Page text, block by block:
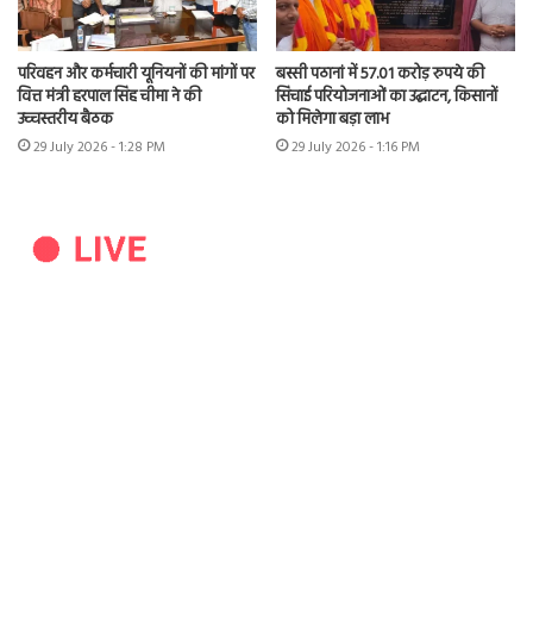
परिवहन और कर्मचारी यूनियनों की मांगों पर
वित्त मंत्री हरपाल सिंह चीमा ने की
उच्चस्तरीय बैठक
29 July 2026 - 1:28 PM
बस्सी पठानां में 57.01 करोड़ रुपये की
सिंचाई परियोजनाओं का उद्घाटन, किसानों
को मिलेगा बड़ा लाभ
29 July 2026 - 1:16 PM